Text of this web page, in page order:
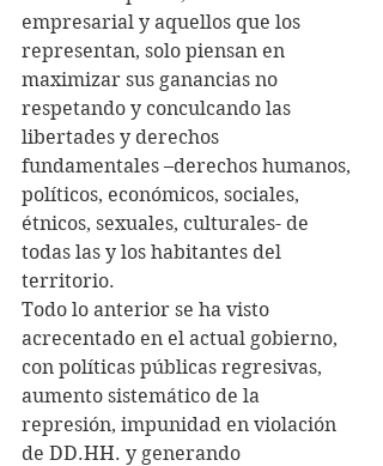
empresarial y aquellos que los
representan, solo piensan en
maximizar sus ganancias no
respetando y conculcando las
libertades y derechos
fundamentales –derechos humanos,
políticos, económicos, sociales,
étnicos, sexuales, culturales- de
todas las y los habitantes del
territorio.
Todo lo anterior se ha visto
acrecentado en el actual gobierno,
con políticas públicas regresivas,
aumento sistemático de la
represión, impunidad en violación
de DD.HH. y generando